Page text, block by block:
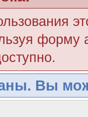
форму
Вы